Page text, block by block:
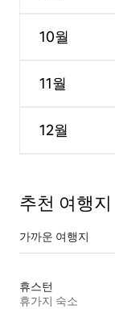
10월
11월
12월
추천 여행지
가까운 여행지
휴스턴
휴가지 숙소